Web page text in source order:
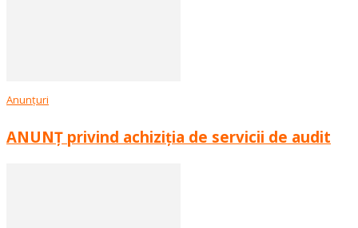
Anunțuri
ANUNȚ privind achiziția de servicii de audit